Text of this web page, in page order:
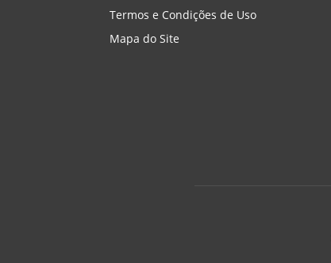
Termos e Condições de Uso
Mapa do Site